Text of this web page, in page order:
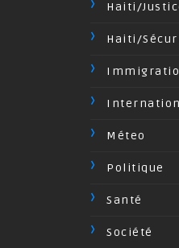
Haiti/
Haiti/
Méteo
Politique
Santé
Société